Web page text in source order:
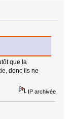
que la
donc ils ne
IP archivée